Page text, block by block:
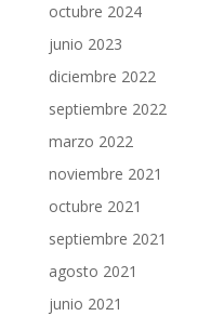
octubre 2024
junio 2023
diciembre 2022
septiembre 2022
marzo 2022
noviembre 2021
octubre 2021
septiembre 2021
agosto 2021
junio 2021